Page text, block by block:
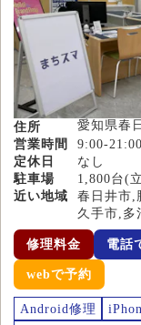
住所
愛知県春
営業時間
9:00-21:00
定休日
なし
駐車場
1,800台(
近い地域
春日井市,
久手市,多
修理料金 電話
webで予約
Android修理